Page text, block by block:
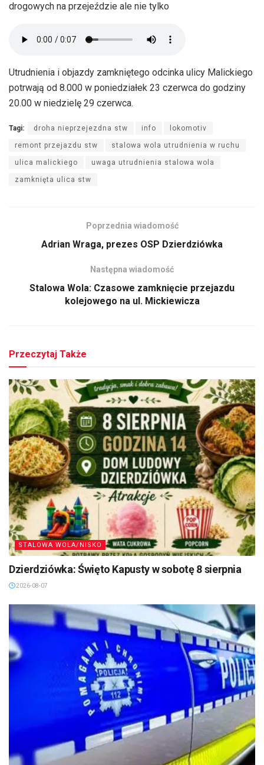
drogowych na przejeździe ale nie tylko
Utrudnienia i objazdy zamkniętego odcinka ulicy Malickiego
potrwają od 8.000 w poniedziałek 23 czerwca do godziny
20.00 w niedzielę 29 czerwca.
Tagi: droha nieprzejezdna stw info lokomotiv
remont przejazdu stw stalowa wola utrudnienia w ruchu
ulica malickiego uwaga utrudnienia stalowa wola
zamknięta ulica stw
Poprzednia wiadomość
Adrian Wraga, prezes OSP Dzierdziówka
Następna wiadomość
Stalowa Wola: Czasowe zamknięcie przejazdu
kolejowego na ul. Mickiewicza
Przeczytaj Także
STALOWA WOLA/NISKO
Dzierdziówka: Święto Kapusty w sobotę 8 sierpnia
2026-08-07